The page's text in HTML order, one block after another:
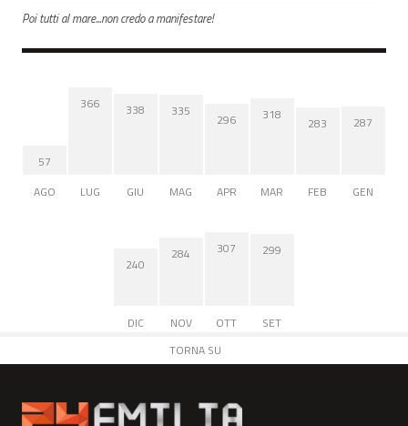
Poi tutti al mare...non credo a manifestare!
57
AGO
366
LUG
338
GIU
335
MAG
296
APR
318
MAR
283
FEB
287
GEN
240
DIC
284
NOV
307
OTT
299
SET
TORNA SU